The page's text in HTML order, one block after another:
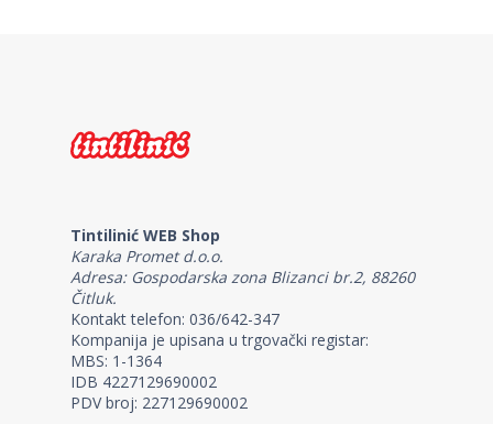
Tintilinić WEB Shop
Karaka Promet d.o.o.
Adresa: Gospodarska zona Blizanci br.2, 88260
Čitluk.
Kontakt telefon: 036/642-347
Kompanija je upisana u trgovački registar:
MBS: 1-1364
IDB 4227129690002
PDV broj: 227129690002